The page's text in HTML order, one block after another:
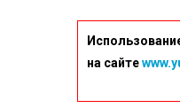
на сайте